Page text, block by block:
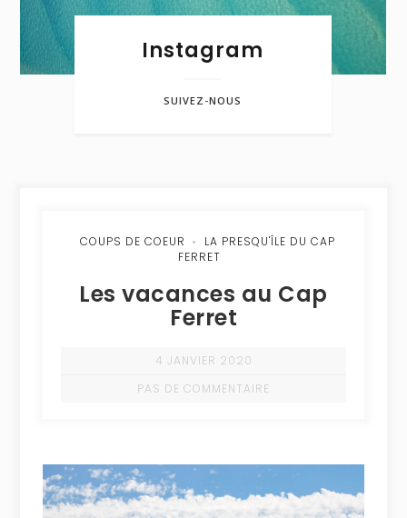
Instagram
SUIVEZ-NOUS
COUPS DE COEUR
LA PRESQU'ÎLE DU CAP
FERRET
Les vacances au Cap
Ferret
4 JANVIER 2020
PAS DE COMMENTAIRE